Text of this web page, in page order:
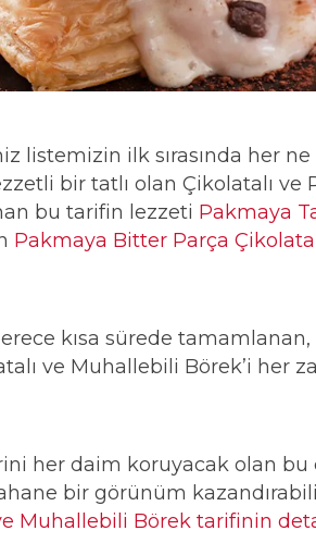
listemizin ilk sırasında her
bir tatlı olan Çikolatalı ve
bu tarifin lezzeti Pakmaya
Pakmaya Bitter Parça Çikolata
kısa sürede tamamlanan,
ve Muhallebili Börek’i her
her daim koruyacak olan
bir görünüm
Muhallebili Börek tarifinin